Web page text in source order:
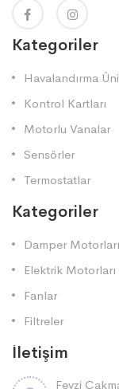
Kategoriler
Havalandırma
Kontrol Kartları
Motorlu Vanalar
Sensörler
Termostatlar
Kategoriler
Damper Motorları
Elektrik Motorları
Fanlar
Filtreler
İletişim
Fevzi